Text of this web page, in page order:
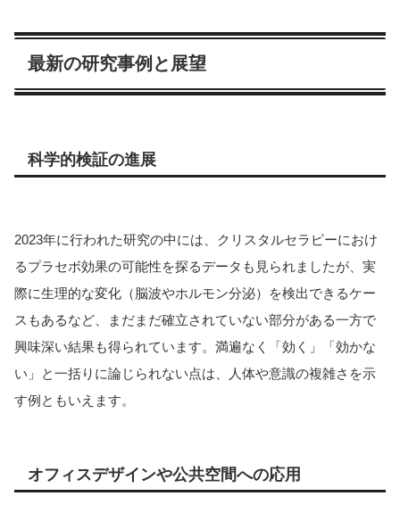
最新の研究事例と展望
科学的検証の進展
2023年に行われた研究の中には、クリスタルセラピーにおけ
るプラセボ効果の可能性を探るデータも見られましたが、実
際に生理的な変化（脳波やホルモン分泌）を検出できるケー
スもあるなど、まだまだ確立されていない部分がある一方で
興味深い結果も得られています。満遍なく「効く」「効かな
い」と一括りに論じられない点は、人体や意識の複雑さを示
す例ともいえます。
オフィスデザインや公共空間への応用